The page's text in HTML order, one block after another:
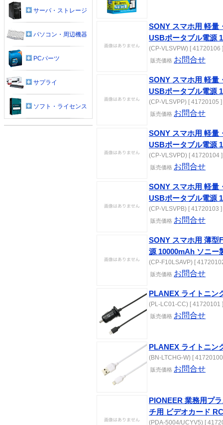
SONY スマホ用 軽量
USBポータブル電源
(CP-VLSVPW) [ 41720106 ]
販売価格 お問合せ
SONY スマホ用 軽量
USBポータブル電源
(CP-VLSVPP) [ 41720105 ]
販売価格 お問合せ
SONY スマホ用 軽量
USBポータブル電源
(CP-VLSVPD) [ 41720104 ]
販売価格 お問合せ
SONY スマホ用 軽量
USBポータブル電源
(CP-VLSVPB) [ 41720103 ]
販売価格 お問合せ
SONY スマホ用 薄型
源 10000mAh ソニー
(CP-F10LSAVP) [
販売価格 お問合せ
PLANEX ライトニン
(PL-LC01-CC) [ 41720101 ]
販売価格 お問合せ
PLANEX ライトニン
(BN-LTCHG-W) [
販売価格 お問合せ
PIONEER 業務用プ
チ用 ビデオカード
(PDA-5004/UCYV5) [
サーバ・ストレージ
パソコン・周辺機器
PCパーツ
サプライ
ソフト・ライセンス